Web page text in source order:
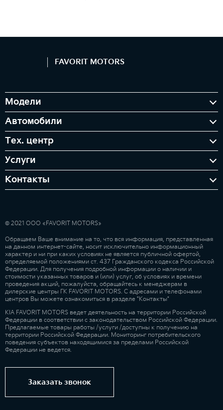
FAVORIT MOTORS
Модели
Автомобили
Тех. центр
Услуги
Контакты
© 2021 ООО «FAVORIT MOTORS»
Обращаем Ваше внимание на то, что вся информация, представленная
на данном интернет-сайте, носит исключительно информационный
характер и ни при каких условиях не является публичной офертой,
определяемой положениями ст. 437 Гражданского кодекса Российской
Федерации. Для получения подробной информации о наличии и
стоимости указанных товаров и (или) услуг, об условиях и времени
проведения акций, пожалуйста, обращайтесь к менеджерам в
дилерские центры ГК FAVORIT MOTORS. С адресами и телефонами
центров Вы можете ознакомиться в разделе "Контакты"
KIA FAVORIT MOTORS ведет деятельность на территории Российской
Федерации в соответствии с законодательством Российской Федерации.
Предлагаемые товары работы /услуги /доступны к получению на
территории Российской Федерации. Мониторинг потребительского
поведения субъектов находящимися за пределами Российской
Федерации не ведется.
Заказать звонок